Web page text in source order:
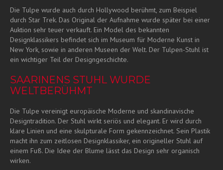
Die Tulpe wurde auch durch Hollywood berühmt, zum Beispiel
durch Star Trek. Das Original der Aufnahme wurde später bei einer
Auktion sehr teuer verkauft. Ein Model des bekannten
Designklassikers befindet sich im Museum für Moderne Kunst in
New York, sowie in anderen Museen der Welt. Der Tulpen-Stuhl ist
ein wichtiger Teil der Designgeschichte.
SAARINENS STUHL WURDE
WELTBERÜHMT
Die Tulpe vereinigt europäische Moderne und skandinavische
Designtradition. Der Stuhl wirkt seriös und elegant. Er wird durch
klare Linien und eine skulpturale Form gekennzeichnet. Sein Plastik
macht ihn zum zeitlosen Designklassiker, ein origineller Stuhl auf
einem Fuß. Die Idee der Blume lässt das Design sehr organisch
wirken.